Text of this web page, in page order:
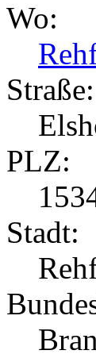
Wo:
Straße:
PLZ:
Stadt: